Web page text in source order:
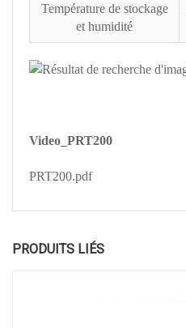
Température de stockage
et humidité
Video_PRT200
PRT200.pdf
PRODUITS LIÉS